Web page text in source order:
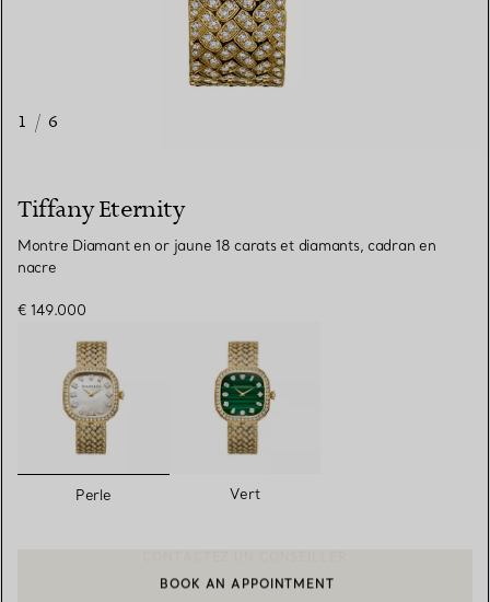
1 / 6
Tiffany Eternity
Montre Diamant en or jaune 18 carats et diamants, cadran en
nacre
€ 149.000
sélectionnés
Perle Vert
CONTACTER UN CONSEILLER CLIENT OU PRENDRE RENDEZ-
BOOK AN APPOINTMENT